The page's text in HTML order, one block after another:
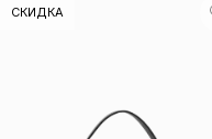
СКИДКА